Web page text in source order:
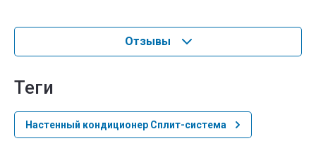
Отзывы
теги
Настенный кондиционер Сплит-система